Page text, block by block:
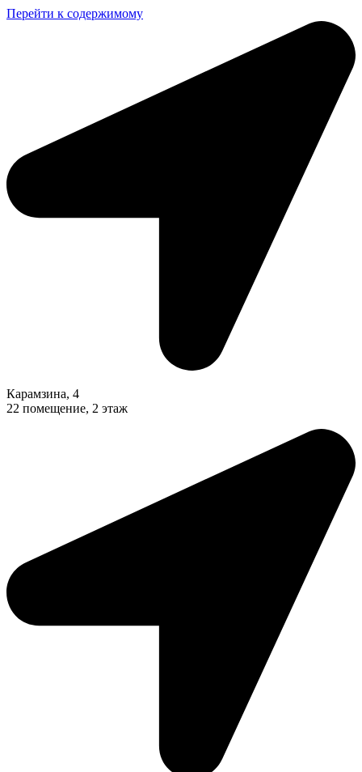
Перейти к содержимому
Карамзина, 4
22 помещение, 2 этаж